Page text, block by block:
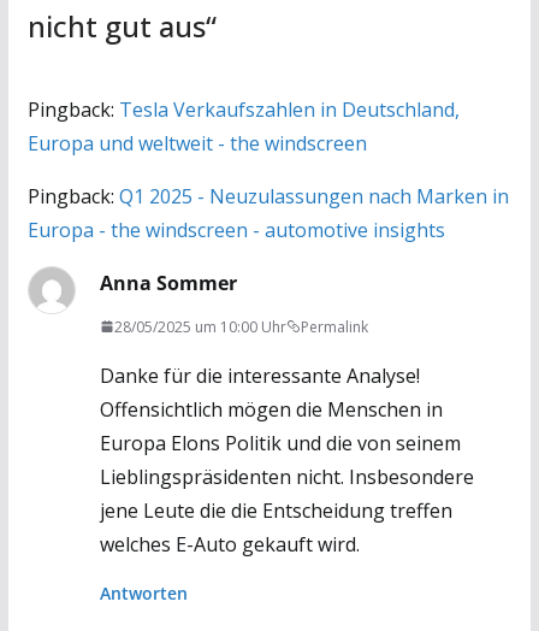
nicht gut aus“
Pingback: Tesla Verkaufszahlen in Deutschland,
Europa und weltweit - the windscreen
Pingback: Q1 2025 - Neuzulassungen nach Marken in
Europa - the windscreen - automotive insights
Anna Sommer
28/05/2025 um 10:00 Uhr Permalink
Danke für die interessante Analyse!
Offensichtlich mögen die Menschen in
Europa Elons Politik und die von seinem
Lieblingspräsidenten nicht. Insbesondere
jene Leute die die Entscheidung treffen
welches E-Auto gekauft wird.
Antworten